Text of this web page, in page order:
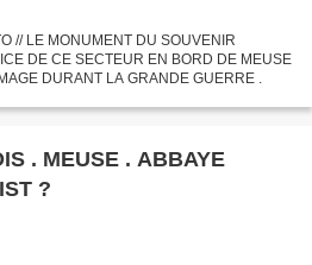
// LE MONUMENT DU SOUVENIR
DE CE SECTEUR EN BORD DE MEUSE
DURANT LA GRANDE GUERRE .
PHOTO . TETE CHRIST ?